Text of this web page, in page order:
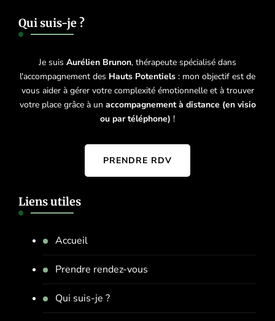
Qui suis-je ?
Je suis Aurélien Brunon, thérapeute spécialisé dans
l'accompagnement des Hauts Potentiels : mon objectif est de
vous aider à gérer votre complexité émotionnelle et à trouver
votre place grâce à un accompagnement à distance (en visio
ou par téléphone) !
PRENDRE RDV
Liens utiles
Accueil
Prendre rendez-vous
Qui suis-je ?